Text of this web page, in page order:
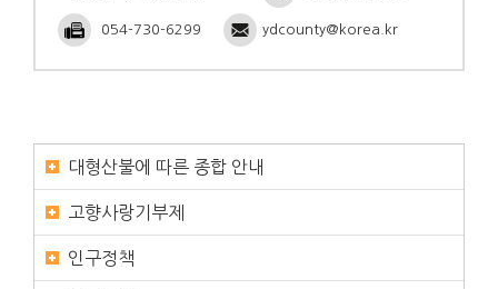
054-730-6299 ydcounty@korea.kr
대형산불에 따른 종합 안내
고향사랑기부제
인구정책